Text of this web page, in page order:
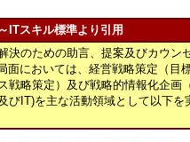
ITスキル標準より引用
決のための助言、提案及びカウン
面においては、経営戦略策定（目
戦略策定）及び戦略的情報化企画
びIT)を主な活動領域として以下を